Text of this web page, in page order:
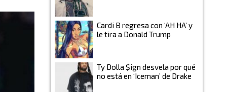
Cardi B regresa con ‘AH HA’ y
le tira a Donald Trump
Ty Dolla $ign desvela por qué
no está en ‘Iceman’ de Drake